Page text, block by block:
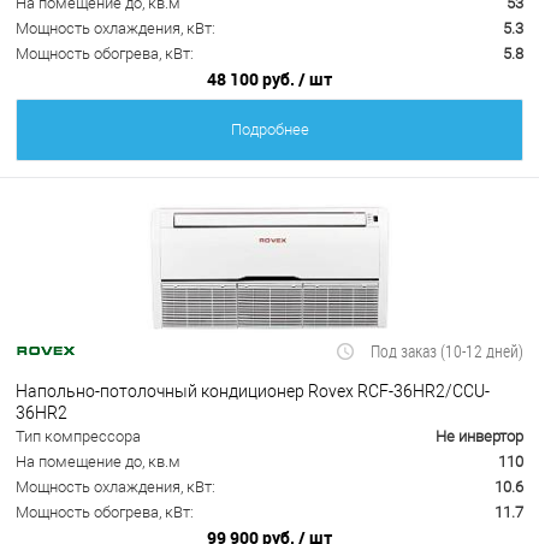
Мощность охлаждения, кВт:
5.3
Мощность обогрева, кВт:
5.8
48 100 руб. / шт
Подробнее
Под заказ (10-12 дней)
Напольно-потолочный кондиционер Rovex RCF-36HR2/CCU-
36HR2
Тип компрессора
Не инвертор
На помещение до, кв.м
110
Мощность охлаждения, кВт:
10.6
Мощность обогрева, кВт:
11.7
99 900 руб. / шт